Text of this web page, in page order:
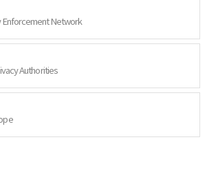
Enforcement Network
Authorities